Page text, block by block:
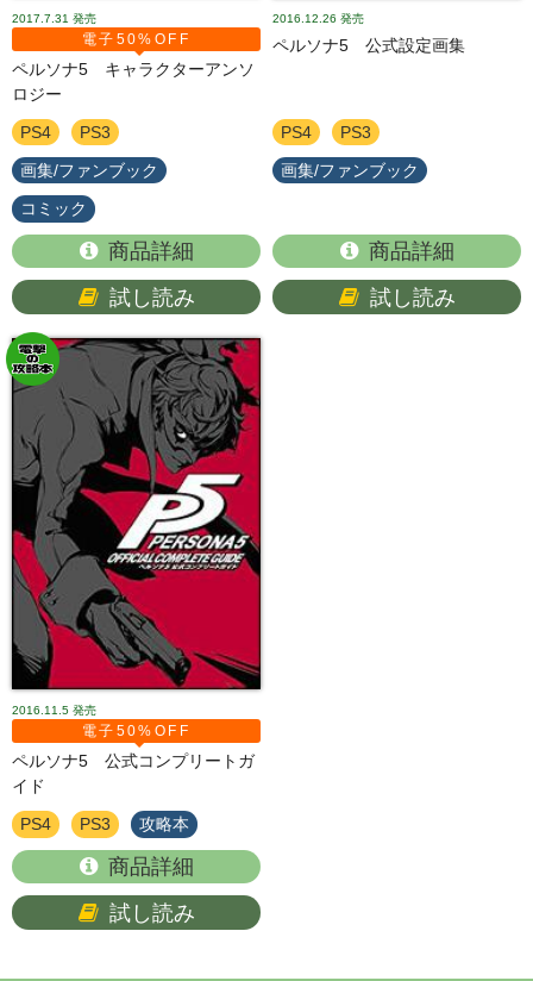
2017.7.31 発売
電子50%OFF
ペルソナ5 キャラクターアンソ
ロジー
PS4 PS3
画集/ファンブック
コミック
商品詳細
試し読み
2016.12.26 発売
ペルソナ5 公式設定画集
PS4 PS3
画集/ファンブック
商品詳細
試し読み
2016.11.5 発売
電子50%OFF
ペルソナ5 公式コンプリートガ
イド
PS4 PS3 攻略本
商品詳細
試し読み